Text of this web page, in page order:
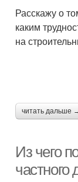
Расскажу о
каким
на
читать дальше
Из чего
частного